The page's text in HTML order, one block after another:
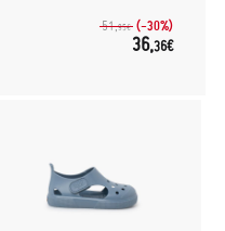
51,95€ (-30%)
36,36€